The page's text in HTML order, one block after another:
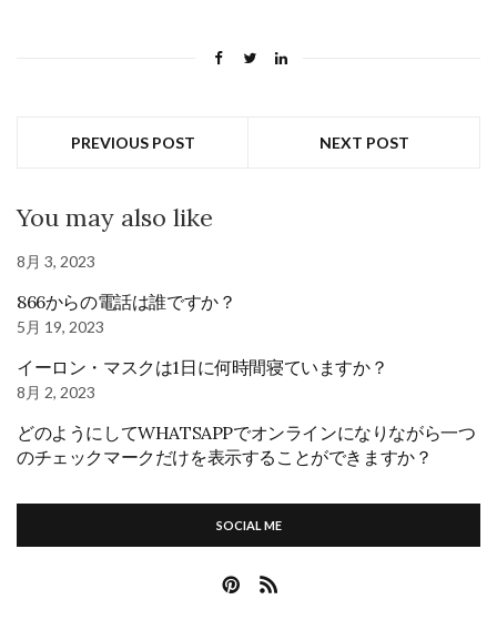
PREVIOUS POST NEXT POST
You may also like
8月 3, 2023
866からの電話は誰ですか？
5月 19, 2023
イーロン・マスクは1日に何時間寝ていますか？
8月 2, 2023
どのようにしてWHATSAPPでオンラインになりながら一つ
のチェックマークだけを表示することができますか？
SOCIAL ME